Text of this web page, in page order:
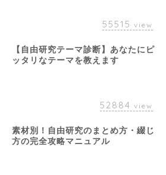
55515 view
【自由研究テーマ診断】あなたにピ
ッタリなテーマを教えます
52884 view
素材別！自由研究のまとめ方・綴じ
方の完全攻略マニュアル